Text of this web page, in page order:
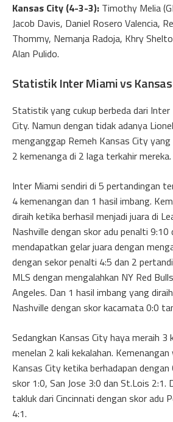
Kansas City (4-3-3): Timothy Melia
Jacob Davis, Daniel Rosero Valencia,
Thommy, Nemanja Radoja, Khry
Alan Pulido.
Statistik Inter Miami vs
Statistik yang cukup berbeda dari Inter
City. Namun dengan tidak adanya
menganggap Remeh Kansas City
2 kemenanga di 2 laga terkahir mereka.
Inter Miami sendiri di 5 pertandingan
4 kemenangan dan 1 hasil imbang.
diraih ketika berhasil menjadi juara di
Nashville dengan skor adu penalti 9:10
mendapatkan gelar juara dengan
dengan sekor penalti 4:5 dan 2
MLS dengan mengalahkan NY Red
Angeles. Dan 1 hasil imbang yang
Nashville dengan skor kacamata 0:0
Sedangkan Kansas City haya meraih 3
menelan 2 kali kekalahan.
Kansas City ketika berhadapan dengan
skor 1:0, San Jose 3:0 dan St.Lois 2:1.
takluk dari Cincinnati dengan skor adu
4:1.